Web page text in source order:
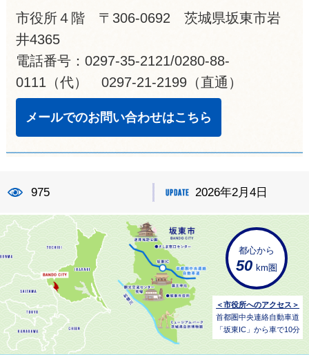
市役所４階 〒306-0692 茨城県坂東市岩
井4365
電話番号：0297-35-2121/0280-88-
0111（代） 0297-21-2199（直通）
メールでのお問い合わせはこちら
975 2026年2月4日
都心から
50 km圏
＜市役所へのアクセス＞
首都圏中央連絡自動車道
「坂東IC」から車で10分